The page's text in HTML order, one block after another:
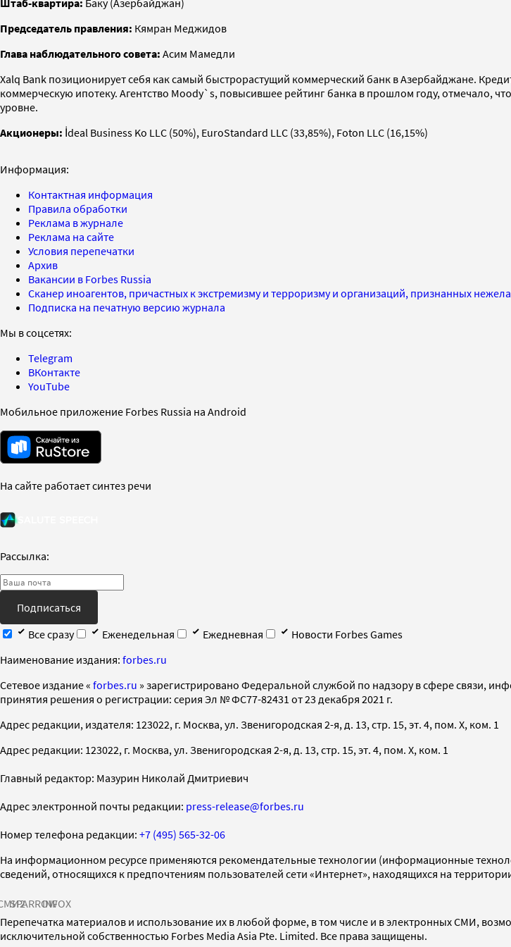
Председатель правления: Кямран Меджидов
Глава наблюдательного совета: Асим Мамедли
Xalq Bank позиционирует себя как самый быстрорастущий коммерческий банк в Азербайджане.
коммерческую ипотеку. Агентство Moody`s, повысившее рейтинг банка в прошлом году, отмечало,
уровне.
Акционеры: İdeal Business Ko LLC (50%), EuroStandard LLC (33,85%), Foton LLC (16,15%)
Информация:
Контактная информация
Правила обработки
Реклама в журнале
Реклама на сайте
Условия перепечатки
Архив
Вакансии в Forbes Russia
Сканер иноагентов, причастных к экстремизму и терроризму и организаций, признанных
Подписка на печатную версию журнала
Мы в соцсетях:
Telegram
ВКонтакте
YouTube
Мобильное приложение Forbes Russia на Android
На сайте работает синтез речи
Рассылка:
Подписаться
Все сразу
Еженедельная Ежедневная
Новости Forbes Games
Наименование издания: forbes.ru
Cетевое издание « forbes.ru » зарегистрировано Федеральной службой по надзору в сфере связи,
принятия решения о регистрации: серия Эл № ФС77-82431 от 23 декабря 2021 г.
Адрес редакции, издателя: 123022, г. Москва, ул. Звенигородская 2-я, д. 13, стр. 15, эт. 4, пом. X, ком. 1
Адрес редакции: 123022, г. Москва, ул. Звенигородская 2-я, д. 13, стр. 15, эт. 4, пом. X, ком. 1
Главный редактор: Мазурин Николай Дмитриевич
Адрес электронной почты редакции: press-release@forbes.ru
Номер телефона редакции: +7 (495) 565-32-06
На информационном ресурсе применяются рекомендательные технологии (информационные
сведений, относящихся к предпочтениям пользователей сети «Интернет», находящихся на
SPARROWINFOX
Перепечатка материалов и использование их в любой форме, в том числе и в электронных СМИ,
исключительной собственностью Forbes Media Asia Pte. Limited. Все права защищены.